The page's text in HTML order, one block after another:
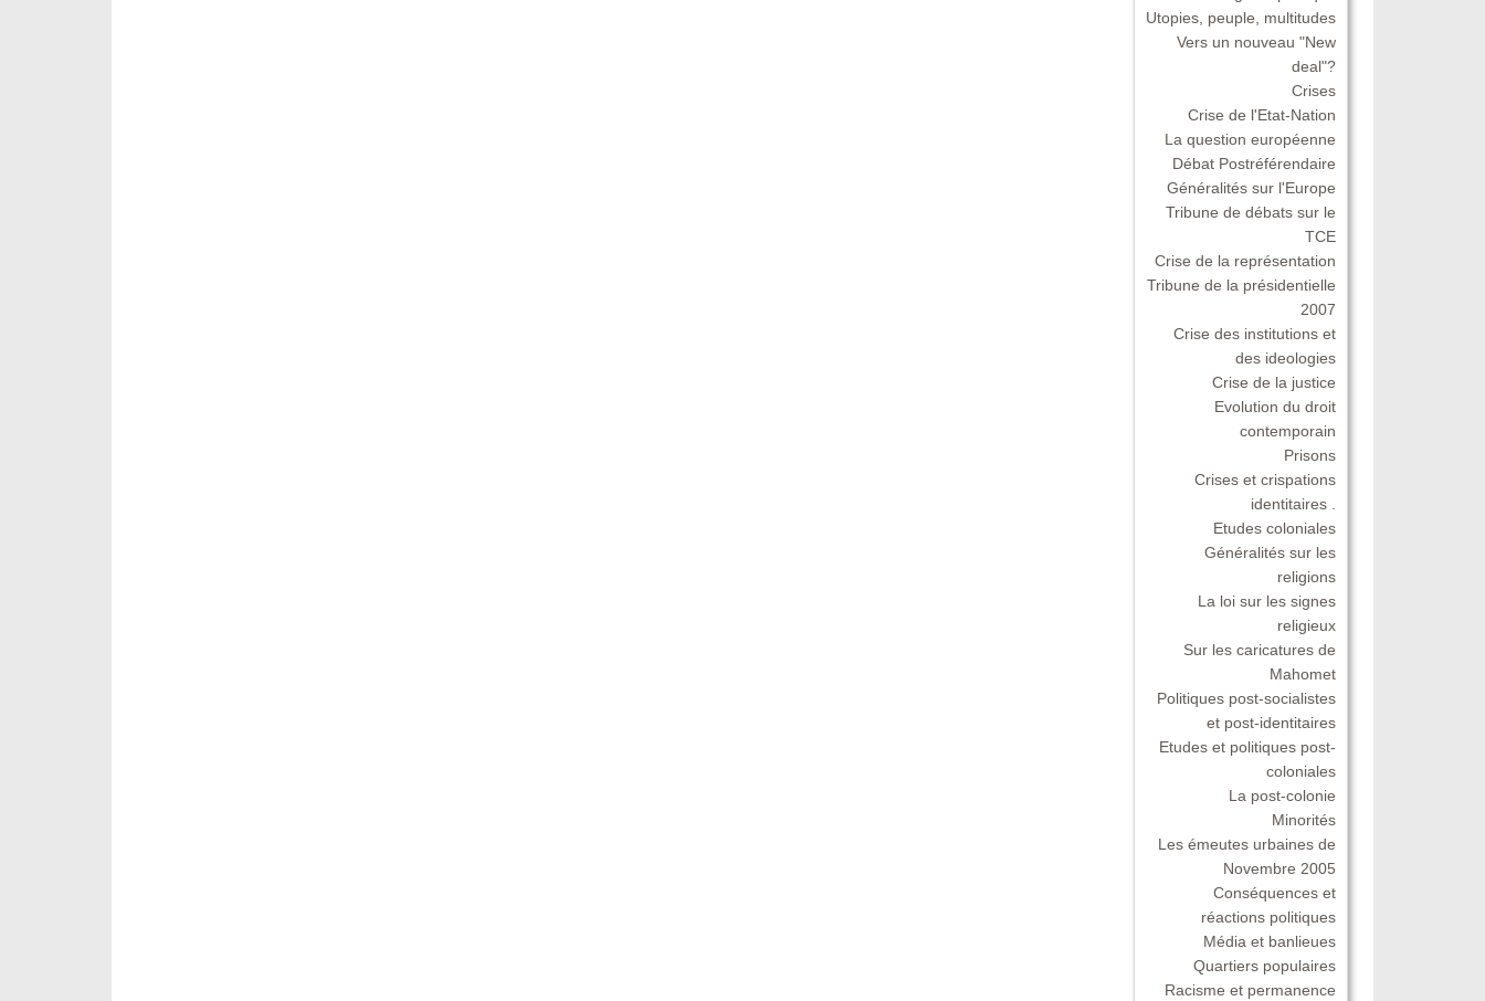
Utopies, peuple, multitudes
Vers un nouveau "New
deal"?
Crises
Crise de l'Etat-Nation
La question européenne
Débat Postréférendaire
Généralités sur l'Europe
Tribune de débats sur le
TCE
Crise de la représentation
Tribune de la présidentielle
2007
Crise des institutions et
des ideologies
Crise de la justice
Evolution du droit
contemporain
Prisons
Crises et crispations
identitaires .
Etudes coloniales
Généralités sur les
religions
La loi sur les signes
religieux
Sur les caricatures de
Mahomet
Politiques post-socialistes
et post-identitaires
Etudes et politiques post-
coloniales
La post-colonie
Minorités
Les émeutes urbaines de
Novembre 2005
Conséquences et
réactions politiques
Média et banlieues
Quartiers populaires
Racisme et permanence